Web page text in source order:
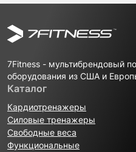
7Fitness - мультибрендовый
оборудования из США и
Каталог
Кардиотренажеры
Силовые тренажеры
Свободные веса
Функциональные